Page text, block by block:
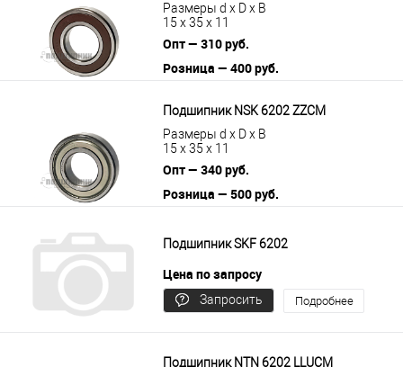
Размеры d x D x B
15 x 35 x 11
Опт — 310 руб.
Розница — 400 руб.
Подшипник NSK 6202 ZZCM
Размеры d x D x B
15 x 35 x 11
Опт — 340 руб.
Розница — 500 руб.
Подшипник SKF 6202
Цена по запросу
Запросить
Подробнее
Подшипник NTN 6202 LLUCM